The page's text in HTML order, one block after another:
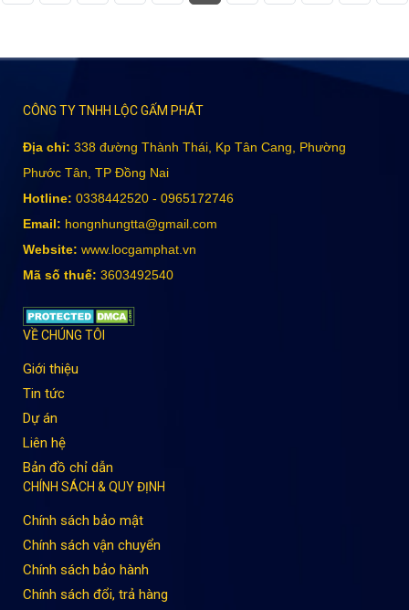
CÔNG TY TNHH LỘC GẤM PHÁT
Địa chỉ: 338 đường Thành Thái, Kp Tân Cang, Phường
Phước Tân, TP Đồng Nai
Hotline: 0338442520 - 0965172746
Email: hongnhungtta@gmail.com
Website: www.locgamphat.vn
Mã số thuế: 3603492540
VỀ CHÚNG TÔI
Giới thiệu
Tin tức
Dự án
Liên hệ
Bản đồ chỉ dẫn
CHÍNH SÁCH & QUY ĐỊNH
Chính sách bảo mật
Chính sách vận chuyển
Chính sách bảo hành
Chính sách đổi, trả hàng